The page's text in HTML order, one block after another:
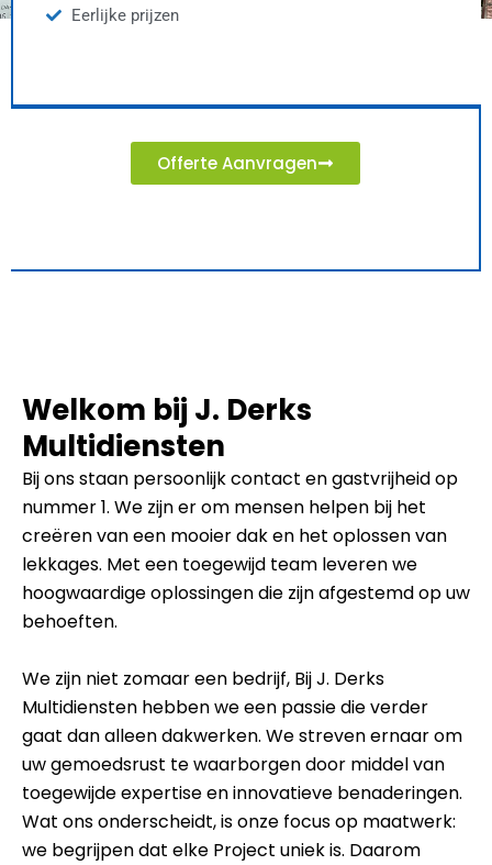
Eerlijke prijzen
Offerte Aanvragen
Welkom bij J. Derks
Multidiensten
Bij ons staan persoonlijk contact en gastvrijheid op
nummer 1. We zijn er om mensen helpen bij het
creëren van een mooier dak en het oplossen van
lekkages. Met een toegewijd team leveren we
hoogwaardige oplossingen die zijn afgestemd op uw
behoeften.
We zijn niet zomaar een bedrijf, Bij J. Derks
Multidiensten hebben we een passie die verder
gaat dan alleen dakwerken. We streven ernaar om
uw gemoedsrust te waarborgen door middel van
toegewijde expertise en innovatieve benaderingen.
Wat ons onderscheidt, is onze focus op maatwerk:
we begrijpen dat elke Project uniek is. Daarom